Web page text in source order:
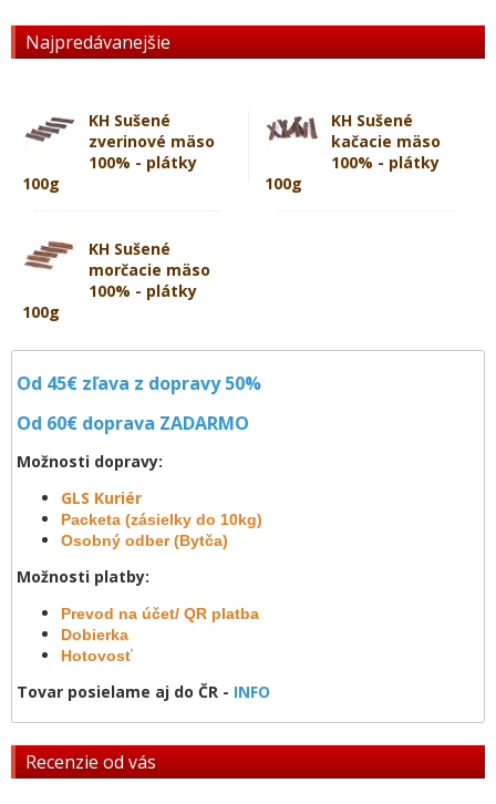
Od 45€ zľava z dopravy 50%
Od 60€ doprava ZADARMO
Možnosti dopravy:
GLS Kuriér
Packeta (zásielky do 10kg)
Osobný odber (Bytča)
Možnosti platby:
Prevod na účet/ QR platba
Dobierka
Hotovosť
Tovar posielame aj do ČR - INFO
Recenzie od vás
Najpredávanejšie
KH Sušené
zverinové mäso
100% - plátky
100g
KH Sušené
kačacie mäso
100% - plátky
100g
KH Sušené
morčacie mäso
100% - plátky
100g